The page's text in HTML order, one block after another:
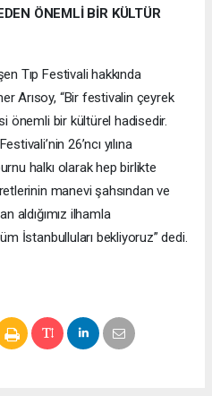
ÖNEMLİ BİR KÜLTÜR
Tıp Festivali hakkında
Arısoy, “Bir festivalin çeyrek
önemli bir kültürel hadisedir.
26’ncı yılına
halkı olarak hep birlikte
manevi şahsından ve
aldığımız ilhamla
İstanbulluları bekliyoruz” dedi.